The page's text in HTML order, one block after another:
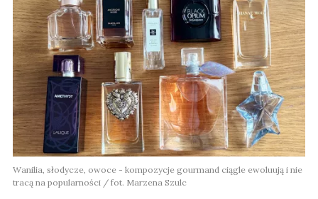
Wanilia, słodycze, owoce - kompozycje gourmand ciągle ewoluują i nie
tracą na popularności / fot. Marzena Szulc